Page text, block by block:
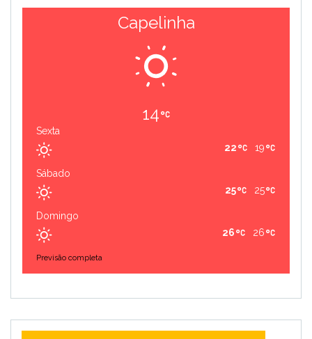
Capelinha
14
Sexta
19
22
Sábado
25
25
Domingo
26
26
Previsão completa